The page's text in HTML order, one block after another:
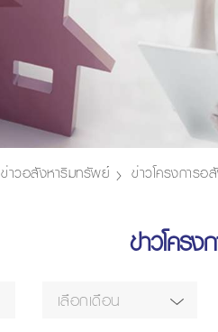
ข่าวอสังหาริมทรัพย์ ข่าวโครงการอ
ข่าวโคร
เลือกเดือน